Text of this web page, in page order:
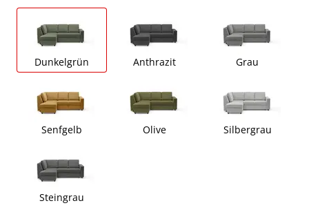
Dunkelgrün Anthrazit Grau
Senfgelb Olive Silbergrau
Steingrau